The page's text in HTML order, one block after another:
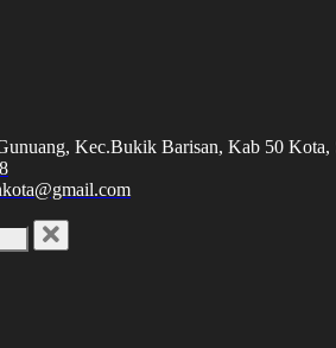
Kec.Bukik Barisan, Kab 50 Kota,